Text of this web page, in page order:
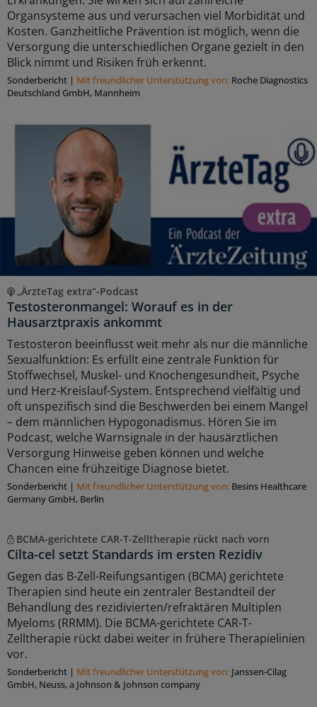
Organsysteme aus und verursachen viel Morbidität und
Kosten. Ganzheitliche Prävention ist möglich, wenn die
Versorgung die unterschiedlichen Organe gezielt in den
Blick nimmt und Risiken früh erkennt.
Sonderbericht | Mit freundlicher Unterstützung von: Roche Diagnostics
Deutschland GmbH, Mannheim
„ÄrzteTag extra“-Podcast
Testosteronmangel: Worauf es in der
Hausarztpraxis ankommt
Testosteron beeinflusst weit mehr als nur die männliche
Sexualfunktion: Es erfüllt eine zentrale Funktion für
Stoffwechsel, Muskel- und Knochengesundheit, Psyche
und Herz-Kreislauf-System. Entsprechend vielfältig und
oft unspezifisch sind die Beschwerden bei einem Mangel
– dem männlichen Hypogonadismus. Hören Sie im
Podcast, welche Warnsignale in der hausärztlichen
Versorgung Hinweise geben können und welche
Chancen eine frühzeitige Diagnose bietet.
Sonderbericht | Mit freundlicher Unterstützung von: Besins Healthcare
Germany GmbH, Berlin
BCMA-gerichtete CAR-T-Zelltherapie rückt nach vorn
Cilta-cel setzt Standards im ersten Rezidiv
Gegen das B-Zell-Reifungsantigen (BCMA) gerichtete
Therapien sind heute ein zentraler Bestandteil der
Behandlung des rezidivierten/refraktären Multiplen
Myeloms (RRMM). Die BCMA-gerichtete CAR-T-
Zelltherapie rückt dabei weiter in frühere Therapielinien
vor.
Sonderbericht | Mit freundlicher Unterstützung von: Janssen-Cilag
GmbH, Neuss, a Johnson & Johnson company